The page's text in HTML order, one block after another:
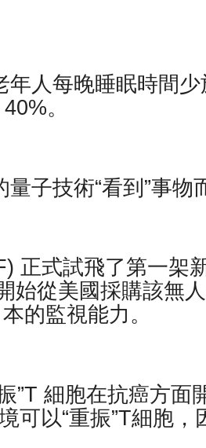
年人每晚睡眠時間
。
子技術“看到”事物
正式試飛了第一架
始從美國採購該無
的監視能力。
”T 細胞在抗癌方面
可以“重振”T細胞，